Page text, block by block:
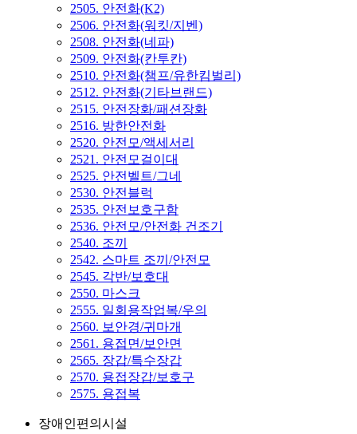
2505. 안전화(K2)
2506. 안전화(워킷/지벤)
2508. 안전화(네파)
2509. 안전화(칸투칸)
2510. 안전화(챔프/유한킴벌리)
2512. 안전화(기타브랜드)
2515. 안전장화/패션장화
2516. 방한안전화
2520. 안전모/액세서리
2521. 안전모걸이대
2525. 안전벨트/그네
2530. 안전블럭
2535. 안전보호구함
2536. 안전모/안전화 건조기
2540. 조끼
2542. 스마트 조끼/안전모
2545. 각반/보호대
2550. 마스크
2555. 일회용작업복/우의
2560. 보안경/귀마개
2561. 용접면/보안면
2565. 장갑/특수장갑
2570. 용접장갑/보호구
2575. 용접복
장애인편의시설